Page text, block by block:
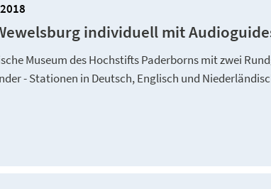
individuell mit
Museum des Hochstifts Paderborns mit zwei
- Stationen in Deutsch, Englisch und